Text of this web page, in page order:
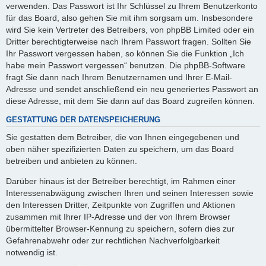
verwenden. Das Passwort ist Ihr Schlüssel zu Ihrem Benutzerkonto
für das Board, also gehen Sie mit ihm sorgsam um. Insbesondere
wird Sie kein Vertreter des Betreibers, von phpBB Limited oder ein
Dritter berechtigterweise nach Ihrem Passwort fragen. Sollten Sie
Ihr Passwort vergessen haben, so können Sie die Funktion „Ich
habe mein Passwort vergessen“ benutzen. Die phpBB-Software
fragt Sie dann nach Ihrem Benutzernamen und Ihrer E-Mail-
Adresse und sendet anschließend ein neu generiertes Passwort an
diese Adresse, mit dem Sie dann auf das Board zugreifen können.
GESTATTUNG DER DATENSPEICHERUNG
Sie gestatten dem Betreiber, die von Ihnen eingegebenen und
oben näher spezifizierten Daten zu speichern, um das Board
betreiben und anbieten zu können.
Darüber hinaus ist der Betreiber berechtigt, im Rahmen einer
Interessenabwägung zwischen Ihren und seinen Interessen sowie
den Interessen Dritter, Zeitpunkte von Zugriffen und Aktionen
zusammen mit Ihrer IP-Adresse und der von Ihrem Browser
übermittelter Browser-Kennung zu speichern, sofern dies zur
Gefahrenabwehr oder zur rechtlichen Nachverfolgbarkeit
notwendig ist.